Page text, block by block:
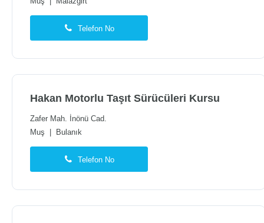
Telefon No
Hakan Motorlu Taşıt Sürücüleri Kursu
Zafer Mah. İnönü Cad.
Muş
Bulanık
Telefon No